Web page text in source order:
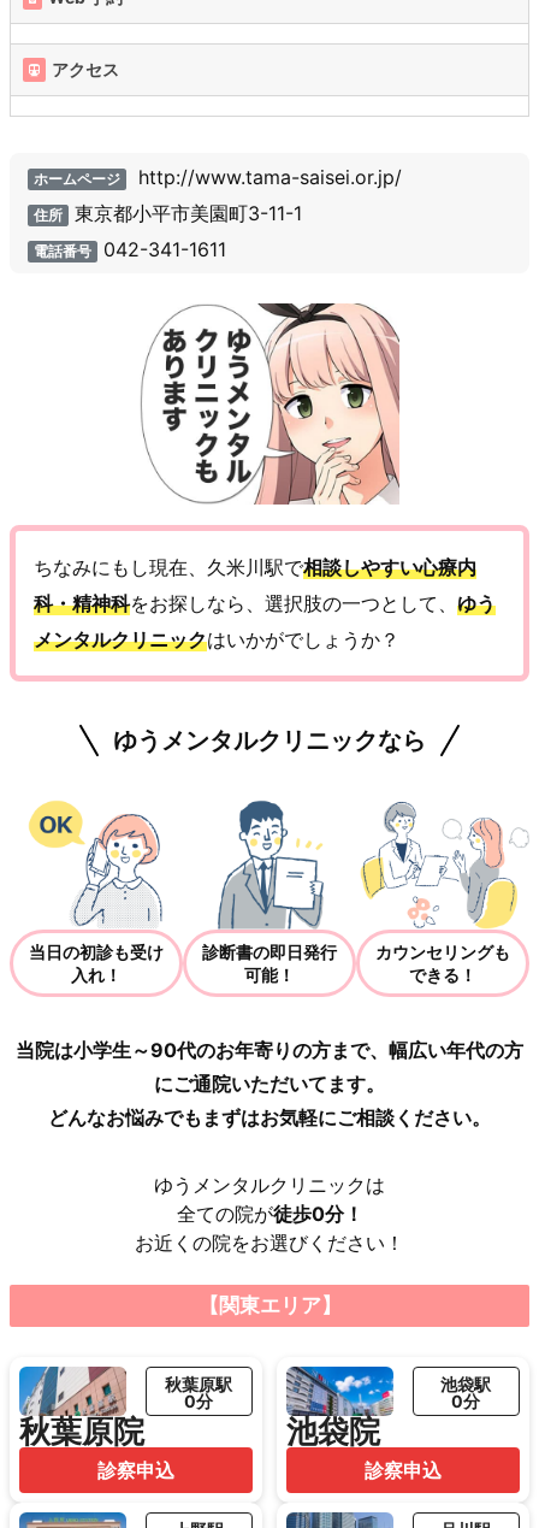
アクセス
ホームページ http://www.tama-saisei.or.jp/
住所 東京都小平市美園町3-11-1
電話番号 042-341-1611
ちなみにもし現在、久米川駅で相談しやすい心療内
科・精神科をお探しなら、選択肢の一つとして、 ゆう
メンタルクリニックはいかがでしょうか？
ゆうメンタルクリニックなら
当日の初診も受け
入れ！
診断書の即日発行
可能！
カウンセリングも
できる！
当院は小学生～90代のお年寄りの方まで、幅広い年代の方
にご通院いただいてます。
どんなお悩みでもまずはお気軽にご相談ください。
ゆうメンタルクリニックは
全ての院が徒歩0分！
お近くの院をお選びください！
【関東エリア】
秋葉原院
秋葉原駅
0分
診察申込
池袋院
池袋駅
0分
診察申込